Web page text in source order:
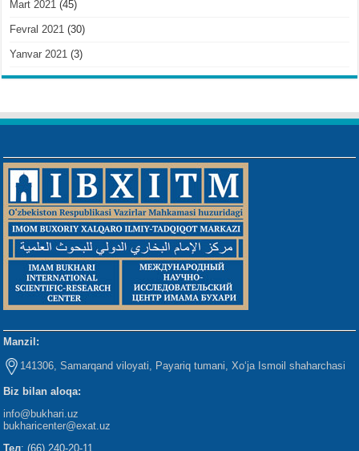
Mart 2021 (45)
Fevral 2021 (30)
Yanvar 2021 (3)
Manzil:
141306, Samarqand viloyati, Payariq tumani, Xo‘ja Ismoil shaharchasi
Biz bilan aloqa:
info@bukhari.uz
bukharicenter@exat.uz
Тел: (66) 240-20-11